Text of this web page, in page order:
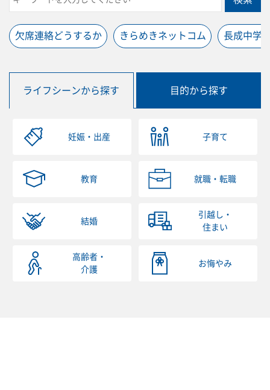
欠席連絡どうするか きらめきネットコム 長成中学
ライフシーンから探す 目的から探す
妊娠・出産 子育て
教育 就職・転職
結婚
引越し・
住まい
高齢者・
介護
お悔やみ